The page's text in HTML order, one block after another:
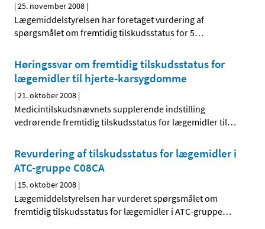
|25. november 2008 |
Lægemiddelstyrelsen har foretaget vurdering af
spørgsmålet om fremtidig tilskudsstatus for 5…
Høringssvar om fremtidig tilskudsstatus for
lægemidler til hjerte-karsygdomme
|21. oktober 2008 |
Medicintilskudsnævnets supplerende indstilling
vedrørende fremtidig tilskudsstatus for lægemidler til…
Revurdering af tilskudsstatus for lægemidler i
ATC-gruppe C08CA
| 15. oktober 2008 |
Lægemiddelstyrelsen har vurderet spørgsmålet om
fremtidig tilskudsstatus for lægemidler i ATC-gruppe…